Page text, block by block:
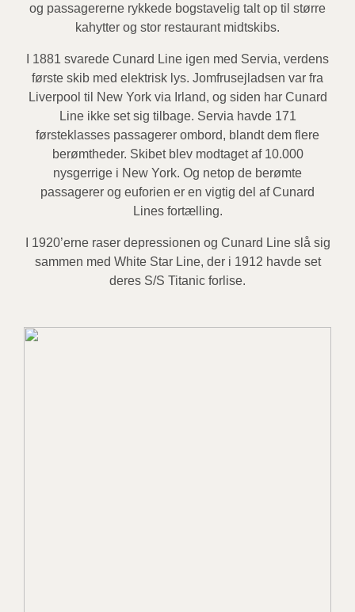
og passagererne rykkede bogstavelig talt op til større
kahytter og stor restaurant midtskibs.
I 1881 svarede Cunard Line igen med Servia, verdens
første skib med elektrisk lys. Jomfrusejladsen var fra
Liverpool til New York via Irland, og siden har Cunard
Line ikke set sig tilbage. Servia havde 171
førsteklasses passagerer ombord, blandt dem flere
berømtheder. Skibet blev modtaget af 10.000
nysgerrige i New York. Og netop de berømte
passagerer og euforien er en vigtig del af Cunard
Lines fortælling.
I 1920’erne raser depressionen og Cunard Line slå sig
sammen med White Star Line, der i 1912 havde set
deres S/S Titanic forlise.